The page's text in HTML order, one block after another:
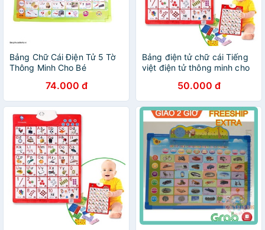
Bảng Chữ Cái Điện Tử 5 Tờ
Thông Minh Cho Bé
74.000 đ
Bảng điện tử chữ cái Tiếng
việt điện tử thông minh cho
50.000 đ